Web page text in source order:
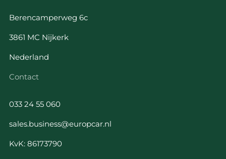
Berencamperweg 6c
3861 MC Nijkerk
Nederland
Contact
033 24 55 060
sales.business@europcar.nl
KvK: 86173790